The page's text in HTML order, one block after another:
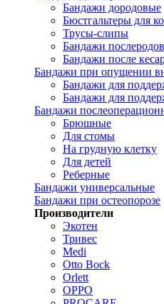
Бандажи дородовые
Бюстгальтеры для
Трусы-слипы
Бандажи
Бандажи после
Бандажи при опущении
Бандажи для
Бандажи для
Бандажи
Брюшные
Для стомы
На грудную клетку
Для детей
Реберные
Бандажи универсальные
Бандажи при остеопорозе
Производители
Экотен
Тривес
Medi
Otto Bock
Orlett
OPPO